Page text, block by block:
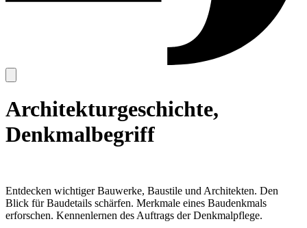
Architekturgeschichte,
Denkmalbegriff
Entdecken wichtiger Bauwerke, Baustile und Architekten. Den
Blick für Baudetails schärfen. Merkmale eines Baudenkmals
erforschen. Kennenlernen des Auftrags der Denkmalpflege.